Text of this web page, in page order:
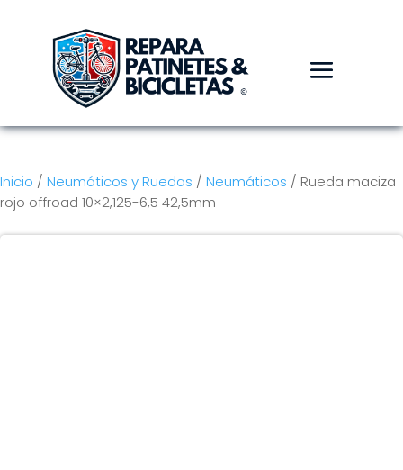
Inicio / Neumáticos y Ruedas / Neumáticos / Rueda maciza
rojo offroad 10×2,125-6,5 42,5mm